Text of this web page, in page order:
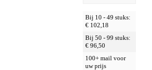
Bij 10 - 49 stuks:
€ 102,18
Bij 50 - 99 stuks:
€ 96,50
100+ mail voor
uw prijs